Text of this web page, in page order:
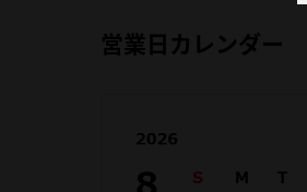
営業日カレンダー